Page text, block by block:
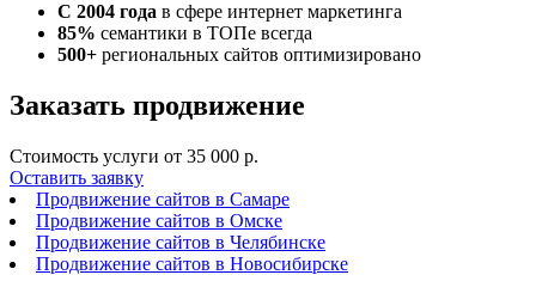
С 2004 года в сфере интернет маркетинга
85% семантики в ТОПе всегда
500+ региональных сайтов оптимизировано
Заказать продвижение
Стоимость услуги от 35 000 р.
Оставить заявку
Продвижение сайтов в Самаре
Продвижение сайтов в Омске
Продвижение сайтов в Челябинске
Продвижение сайтов в Новосибирске